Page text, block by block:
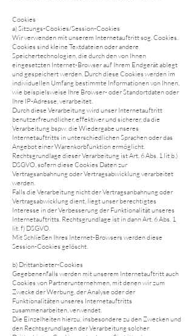
Cookies
a) Sitzungs-Cookies/Session-Cookies
Wir verwenden mit unserem Internetauftritt sog. Cookies.
Cookies sind kleine Textdateien oder andere
Speichertechnologien, die durch den von Ihnen
eingesetzten Internet-Browser auf Ihrem Endgerät ablegt
und gespeichert werden. Durch diese Cookies werden im
individuellen Umfang bestimmte Informationen von Ihnen,
wie beispielsweise Ihre Browser- oder Standortdaten oder
Ihre IP-Adresse, verarbeitet.
Durch diese Verarbeitung wird unser Internetauftritt
benutzerfreundlicher, effektiver und sicherer, da die
Verarbeitung bspw. die Wiedergabe unseres
Internetauftritts in unterschiedlichen Sprachen oder das
Angebot einer Warenkorbfunktion ermöglicht.
Rechtsgrundlage dieser Verarbeitung ist Art. 6 Abs. 1 lit b.)
DSGVO, sofern diese Cookies Daten zur
Vertragsanbahnung oder Vertragsabwicklung verarbeitet
werden.
Falls die Verarbeitung nicht der Vertragsanbahnung oder
Vertragsabwicklung dient, liegt unser berechtigtes
Interesse in der Verbesserung der Funktionalität unseres
Internetauftritts. Rechtsgrundlage ist in dann Art. 6 Abs. 1
lit. f) DSGVO.
Mit Schließen Ihres Internet-Browsers werden diese
Session-Cookies gelöscht.
b) Drittanbieter-Cookies
Gegebenenfalls werden mit unserem Internetauftritt auch
Cookies von Partnerunternehmen, mit denen wir zum
Zwecke der Werbung, der Analyse oder der
Funktionalitäten unseres Internetauftritts
zusammenarbeiten, verwendet.
Die Einzelheiten hierzu, insbesondere zu den Zwecken und
den Rechtsgrundlagen der Verarbeitung solcher